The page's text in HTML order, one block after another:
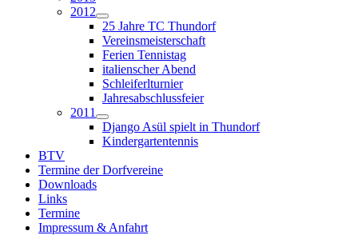
2012
25 Jahre TC Thundorf
Vereinsmeisterschaft
Ferien Tennistag
italienscher Abend
Schleiferlturnier
Jahresabschlussfeier
2011
Django Asül spielt in Thundorf
Kindergartentennis
BTV
Termine der Dorfvereine
Downloads
Links
Termine
Impressum & Anfahrt